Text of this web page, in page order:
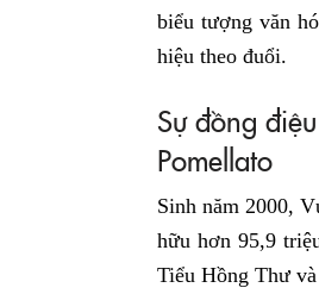
biểu tượng văn
hiệu theo đuổi.
Sự đồng
Pomellato
Sinh năm 2000,
hữu hơn 95,9
Tiểu Hồng Thư